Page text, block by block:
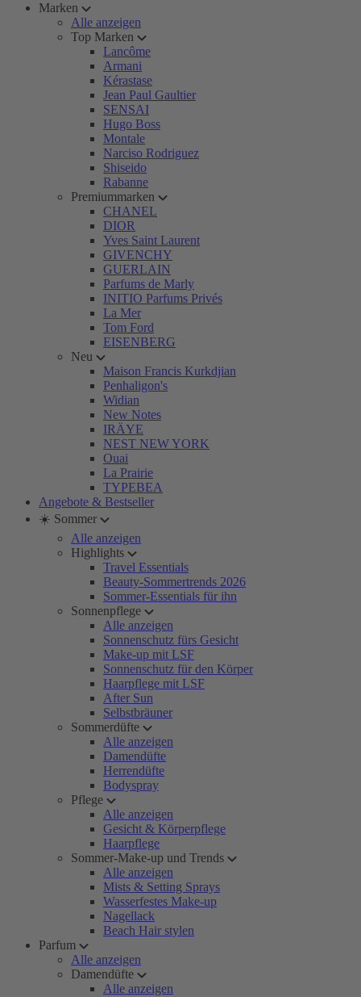
Marken
Alle anzeigen
Top Marken
Lancôme
Armani
Kérastase
Jean Paul Gaultier
SENSAI
Hugo Boss
Montale
Narciso Rodriguez
Shiseido
Rabanne
Premiummarken
CHANEL
DIOR
Yves Saint Laurent
GIVENCHY
GUERLAIN
Parfums de Marly
INITIO Parfums Privés
La Mer
Tom Ford
EISENBERG
Neu
Maison Francis Kurkdjian
Penhaligon's
Widian
New Notes
IRÄYE
NEST NEW YORK
Ouai
La Prairie
TYPEBEA
Angebote & Bestseller
☀️ Sommer
Alle anzeigen
Highlights
Travel Essentials
Beauty-Sommertrends 2026
Sommer-Essentials für ihn
Sonnenpflege
Alle anzeigen
Sonnenschutz fürs Gesicht
Make-up mit LSF
Sonnenschutz für den Körper
Haarpflege mit LSF
After Sun
Selbstbräuner
Sommerdüfte
Alle anzeigen
Damendüfte
Herrendüfte
Bodyspray
Pflege
Alle anzeigen
Gesicht & Körperpflege
Haarpflege
Sommer-Make-up und Trends
Alle anzeigen
Mists & Setting Sprays
Wasserfestes Make-up
Nagellack
Beach Hair stylen
Parfum
Alle anzeigen
Damendüfte
Alle anzeigen